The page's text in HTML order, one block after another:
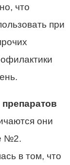
что
при
они
№2.
в том, что